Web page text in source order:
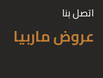
اتصل بنا
عروض ماربيا